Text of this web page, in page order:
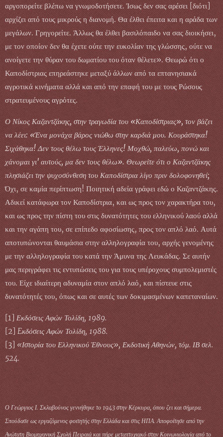
αργοπορείτε βλέπω να γνωμοδοτήσετε. Ίσως δεν σας αρέσει [διότι]
αρχίζει από τους μικρούς η διανομή. Θα έλθει έπειτα και η αράδα των
μεγάλων. Γρηγορείτε. Άλλως θα έλθει βασιλόπαιδο να σας διοικήσει,
με τον οποίον δεν θα έχετε ούτε την ευκολίαν της γλώσσης, ούτε να
ανοίγετε την θύραν του δωματίου του όταν θέλετε». Θεωρώ ότι ο
Καποδίστριας επηρεάστηκε μεταξύ άλλων από τα επτανησιακά
αγροτικά κινήματα αλλά και από την επαφή του με τους Ρώσους
στρατευμένους αγρότες.
Ο Νίκος Καζαντζάκης, στην τραγωδία του «Καποδίστριας», τον βάζει
να λέει: «Ένα μονάχα βάρος νιώθω στην καρδιά μου. Κουράστηκα!
Σιχάθηκα! Δεν τους θέλω τους Έλληνες! Μοχθώ, παλεύω, πονώ και
χάνομαι γι' αυτούς, μα δεν τους θέλω». Θεωρείτε ότι ο Καζαντζάκης
πλησιάζει την ψυχοσύνθεση του Καποδίστρια λίγο πριν δολοφονηθεί;
Όχι, σε καμία περίπτωση! Ποιητική αδεία γράφει εδώ ο Καζαντζάκης.
Αδικεί κατάφωρα τον Καποδίστρια, και ως προς τον χαρακτήρα του,
και ως προς την πίστη του στις δυνατότητες του ελληνικού λαού αλλά
και την αγάπη του, σε επίπεδο αφοσίωσης, προς τον απλό λαό. Αυτά
αποτυπώνονται θαυμάσια στην αλληλογραφία του, αρχής γενομένης
με την αλληλογραφία του κατά την Άμυνα της Λευκάδας. Σε αυτήν
μας περιγράφει τις εντυπώσεις του για τους υπέροχους συμπολεμιστές
του. Είχε ιδιαίτερη αδυναμία στον απλό λαό, και πίστευε στις
δυνατότητές του, όπως και σε αυτές των δοκιμασμένων καπεταναίων.
[1]Εκδόσεις Αφών Τολίδη, 1989.
[2]Eκδόσεις Αφών Τολίδη, 1988.
[3]«Ιστορία του Ελληνικού Έθνους», Εκδοτική Αθηνών, τόμ. ΙΒ σελ.
524.
Ο Γεώργιος Ι. Σκλαβούνος γεννήθηκε το 1943 στην Κέρκυρα, όπου ζει και σήμερα.
Σπούδασε ως εργαζόμενος φοιτητής στην Ελλάδα και στις ΗΠΑ. Αποφοίτησε από την
Ανώτατη Βιομηχανική Σχολή Πειραιά και πήρε μεταπτυχιακό στην Κοινωνιολογία από το